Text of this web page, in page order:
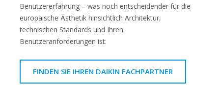
Benutzererfahrung – was noch entscheidender für die
europäische Ästhetik hinsichtlich Architektur,
technischen Standards und Ihren
Benutzeranforderungen ist.
FINDEN SIE IHREN DAIKIN FACHPARTNER